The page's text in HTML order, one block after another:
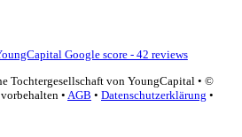
Google score - 42 reviews
Tochtergesellschaft von YoungCapital • ©
• AGB • Datenschutzerklärung •